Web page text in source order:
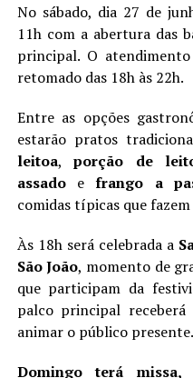
No sábado, dia 27 de
11h com a abertura das
principal. O
retomado das 18h às 22h.
Entre as opções
estarão pratos
leitoa,porção de
assadoefrango a
comidas típicas que
Às 18h será celebrada a
São João, momento de
que participam da
palco principal receberá
animar o público presente.
Domingo terá missa,